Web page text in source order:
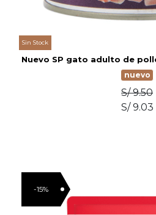
Sin Stock
Nuevo SP gato adulto de
nuevo
S/ 9.50
S/ 9.03
-15%